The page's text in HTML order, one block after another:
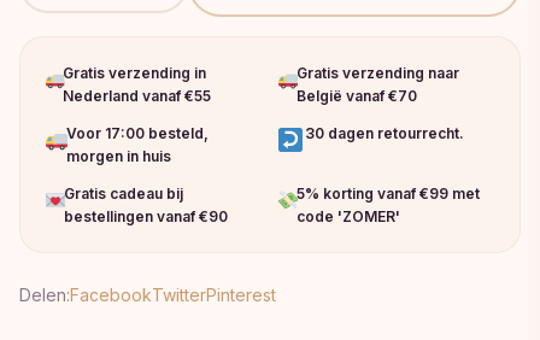
Gratis verzending in
Nederland vanaf €55
Gratis verzending naar
België vanaf €70
Voor 17:00 besteld,
morgen in huis
30 dagen retourrecht.
Gratis cadeau bij
bestellingen vanaf €90
5% korting vanaf €99 met
code 'ZOMER'
Delen:FacebookTwitterPinterest